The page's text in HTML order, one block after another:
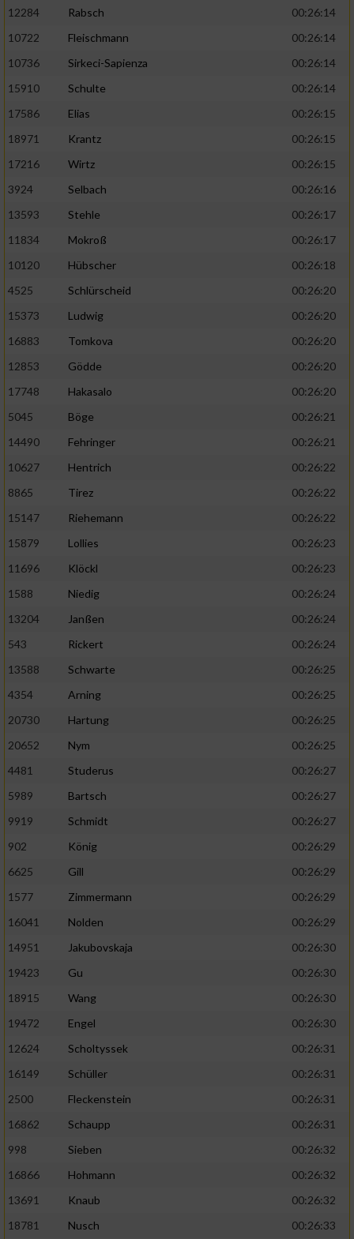
12284
Rabsch
00:26:14
10722
Fleischmann
00:26:14
10736
Sirkeci-Sapienza
00:26:14
15910
Schulte
00:26:14
17586
Elias
00:26:15
18971
Krantz
00:26:15
17216
Wirtz
00:26:15
3924
Selbach
00:26:16
13593
Stehle
00:26:17
11834
Mokroß
00:26:17
10120
Hübscher
00:26:18
4525
Schlürscheid
00:26:20
15373
Ludwig
00:26:20
16883
Tomkova
00:26:20
12853
Gödde
00:26:20
17748
Hakasalo
00:26:20
5045
Böge
00:26:21
14490
Fehringer
00:26:21
10627
Hentrich
00:26:22
8865
Tirez
00:26:22
15147
Riehemann
00:26:22
15879
Lollies
00:26:23
11696
Klöckl
00:26:23
1588
Niedig
00:26:24
13204
Janßen
00:26:24
543
Rickert
00:26:24
13588
Schwarte
00:26:25
4354
Arning
00:26:25
20730
Hartung
00:26:25
20652
Nym
00:26:25
4481
Studerus
00:26:27
5989
Bartsch
00:26:27
9919
Schmidt
00:26:27
902
König
00:26:29
6625
Gill
00:26:29
1577
Zimmermann
00:26:29
16041
Nolden
00:26:29
14951
Jakubovskaja
00:26:30
19423
Gu
00:26:30
18915
Wang
00:26:30
19472
Engel
00:26:30
12624
Scholtyssek
00:26:31
16149
Schüller
00:26:31
2500
Fleckenstein
00:26:31
16862
Schaupp
00:26:31
998
Sieben
00:26:32
16866
Hohmann
00:26:32
13691
Knaub
00:26:32
18781
Nusch 00:26:33